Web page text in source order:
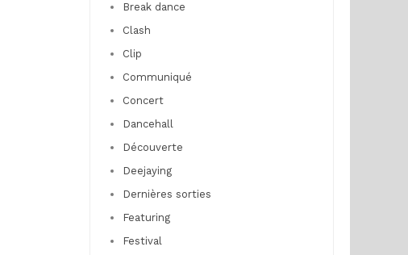
Break dance
Clash
Clip
Communiqué
Concert
Dancehall
Découverte
Deejaying
Dernières sorties
Featuring
Festival